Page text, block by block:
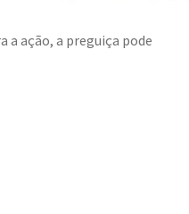
a ação, a preguiça pode